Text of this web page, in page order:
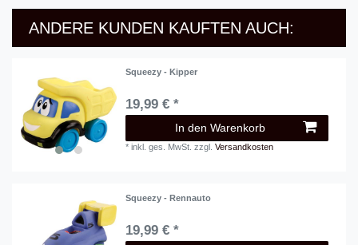
ANDERE KUNDEN KAUFTEN AUCH:
Squeezy - Kipper
19,99 € *
In den Warenkorb
*inkl. ges. MwSt. zzgl.Versandkosten
Squeezy - Rennauto
19,99 € *